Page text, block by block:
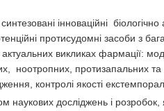
інноваційні
протисудомні засоби з
актуальних викликах фармації:
ноотропних, протизапальних та
контролі якості
наукових досліджень і